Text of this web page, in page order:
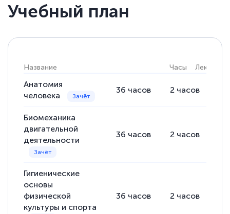
Знаток города 7 уровня
быстро ответили, разъяснили все детали.
количество тематической литературы,
прохождения курса, удобная система
аттестации, проблем не возникло ни на
каком этапе…
Учебный план
Название Часы Лекции
Анатомия
человека
36 часов 2 часов
Биомеханика
двигательной
деятельности
36 часов 2 часов
Гигиенические
основы
физической
культуры и спорта
36 часов 2 часов